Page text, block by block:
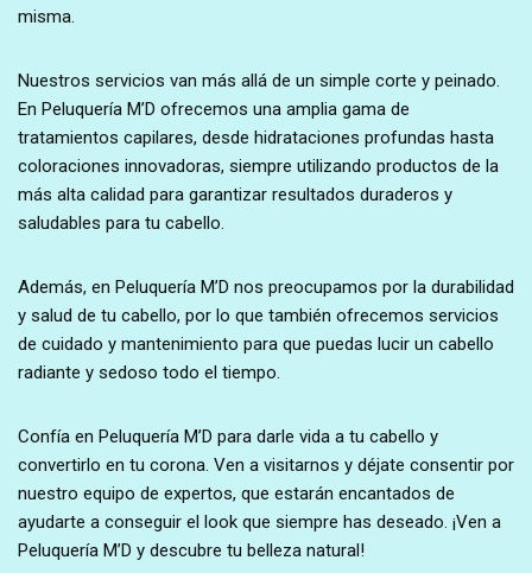
misma.
Nuestros servicios van más allá de un simple corte y peinado.
En Peluquería M’D ofrecemos una amplia gama de
tratamientos capilares, desde hidrataciones profundas hasta
coloraciones innovadoras, siempre utilizando productos de la
más alta calidad para garantizar resultados duraderos y
saludables para tu cabello.
Además, en Peluquería M’D nos preocupamos por la durabilidad
y salud de tu cabello, por lo que también ofrecemos servicios
de cuidado y mantenimiento para que puedas lucir un cabello
radiante y sedoso todo el tiempo.
Confía en Peluquería M’D para darle vida a tu cabello y
convertirlo en tu corona. Ven a visitarnos y déjate consentir por
nuestro equipo de expertos, que estarán encantados de
ayudarte a conseguir el look que siempre has deseado. ¡Ven a
Peluquería M’D y descubre tu belleza natural!